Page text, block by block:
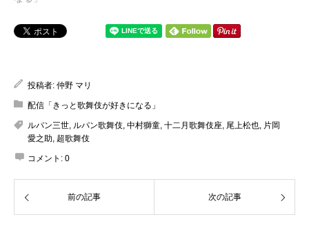
投稿者: 仲野 マリ
配信「きっと歌舞伎が好きになる」
ルパン三世 ルパン歌舞伎 中村獅童 十二月歌舞伎座 尾上松也 片岡
愛之助 超歌舞伎
コメント: 0
前の記事 次の記事